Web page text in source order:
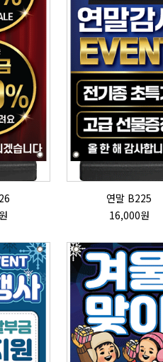
연말 B225
16,000원